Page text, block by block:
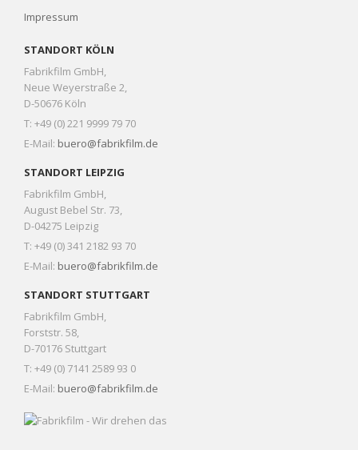
Impressum
STANDORT KÖLN
Fabrikfilm GmbH,
Neue Weyerstraße 2,
D-50676 Köln
T: +49 (0) 221 9999 79 70
E-Mail: buero@fabrikfilm.de
STANDORT LEIPZIG
Fabrikfilm GmbH,
August Bebel Str. 73,
D-04275 Leipzig
T: +49 (0) 341 2182 93 70
E-Mail: buero@fabrikfilm.de
STANDORT STUTTGART
Fabrikfilm GmbH,
Forststr. 58,
D-70176 Stuttgart
T: +49 (0) 7141 2589 93 0
E-Mail: buero@fabrikfilm.de